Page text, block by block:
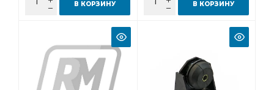
В КОРЗИНУ В КОРЗИНУ